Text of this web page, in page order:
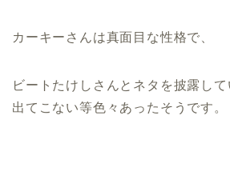
カーキーさんは真面目な性格で、
ビートたけしさんとネタを披露し
出てこない等色々あったそうです。